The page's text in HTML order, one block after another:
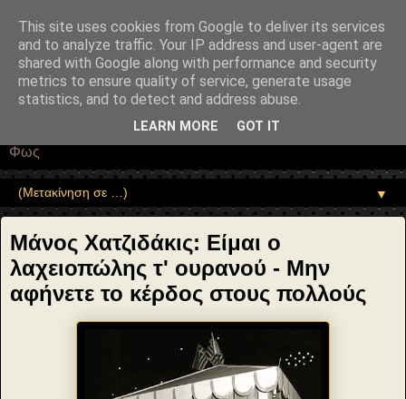
"potentialAction": { "@type": "ReadAction", "target":
"https://www.sophia-ntrekou.gr/2021/10/laxeiopolis-ouranou-
xatzidakis.html" } }
Αέναη επΑνάσταση
• Επιστήμη • Ψυχολογία • Λογοτεχνία • Τέχνες • Θεολογία •
Φιλοσοφία • Στοχασμοί... για τη μνήμη, τον άνθρωπο και το
Φως
▼
Μάνος Χατζιδάκις: Είμαι ο
λαχειοπώλης τ' ουρανού - Μην
αφήνετε το κέρδος στους πολλούς
This site uses cookies from Google to deliver its services
and to analyze traffic. Your IP address and user-agent are
shared with Google along with performance and security
metrics to ensure quality of service, generate usage
statistics, and to detect and address abuse.
LEARN MORE GOT IT